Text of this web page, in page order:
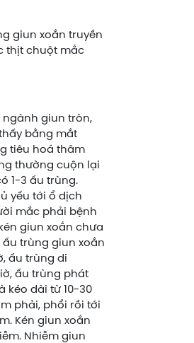
giun xoắn truyền
thịt chuột mắc
ngành giun tròn,
bằng mắt
tiêu hoá thâm
thường cuộn lại
1-3 ấu trùng.
yếu tới ổ dịch
mắc phải bệnh
giun xoắn chưa
trùng giun xoắn
ấu trùng di
ấu trùng phát
kéo dài từ 10-30
phải, phổi rồi tới
Kén giun xoắn
Nhiễm giun